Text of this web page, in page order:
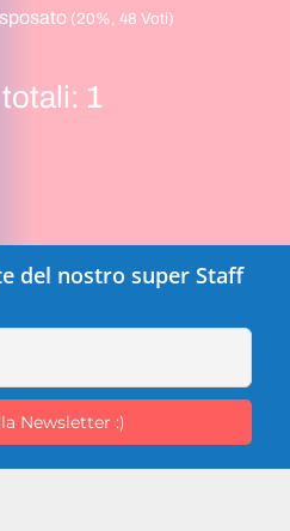
(20%, 48 Voti)
1
del nostro super Staff